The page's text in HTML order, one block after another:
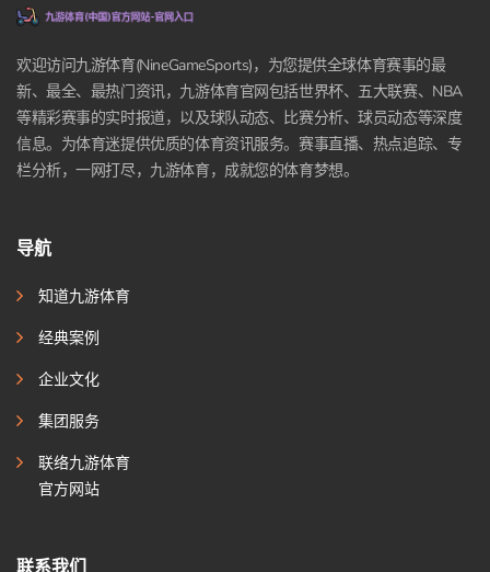
欢迎访问九游体育(NineGameSports)，为您提供全球体育赛事的最
新、最全、最热门资讯，九游体育官网包括世界杯、五大联赛、NBA
等精彩赛事的实时报道，以及球队动态、比赛分析、球员动态等深度
信息。为体育迷提供优质的体育资讯服务。赛事直播、热点追踪、专
栏分析，一网打尽，九游体育，成就您的体育梦想。
导航
知道九游体育
经典案例
企业文化
集团服务
联络九游体育
官方网站